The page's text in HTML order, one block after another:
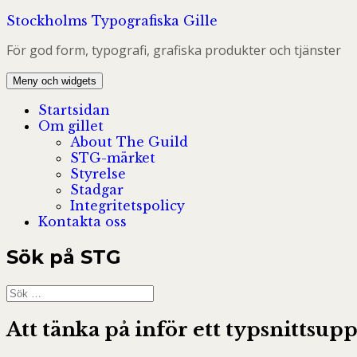
Hoppa
innehåll
Stockholms Typografiska Gille
För god form, typografi, grafiska produkter och tjänster
Meny och widgets
Startsidan
Om gillet
About The Guild
STG-märket
Styrelse
Stadgar
Integritetspolicy
Kontakta oss
Sök på STG
Sök
efter:
Att tänka på inför ett